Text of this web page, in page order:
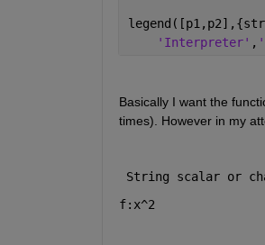
'Interpreter' ,
Basically I want the
times). However in my
String scalar or
f:x^2